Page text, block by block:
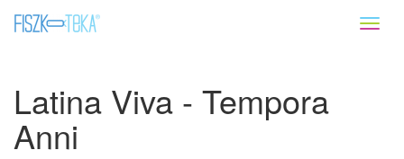
Latina Viva - Tempora
Anni